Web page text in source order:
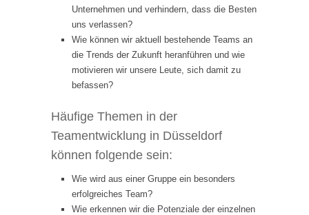
Unternehmen und verhindern, dass die Besten
uns verlassen?
Wie können wir aktuell bestehende Teams an
die Trends der Zukunft heranführen und wie
motivieren wir unsere Leute, sich damit zu
befassen?
Häufige Themen in der
Teamentwicklung in Düsseldorf
können folgende sein:
Wie wird aus einer Gruppe ein besonders
erfolgreiches Team?
Wie erkennen wir die Potenziale der einzelnen